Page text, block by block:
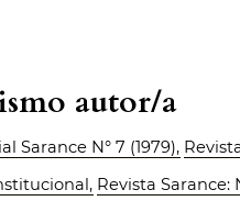
autor/a
Sarance N° 7 (1979),
, Revista Sarance: